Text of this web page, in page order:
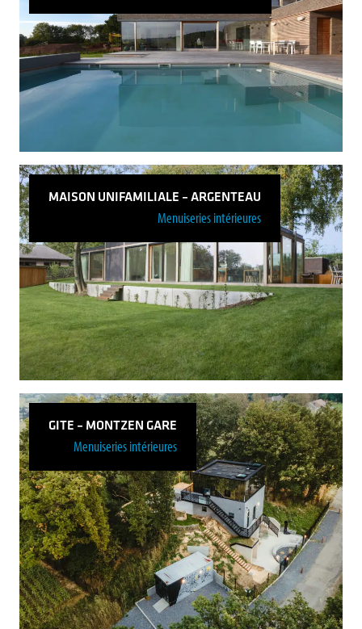
Restaurant – Val Benoit – Liège
Voir plus
Maison Unifamiliale – Sprimont
Voir plus
MAISON UNIFAMILIALE – ARGENTEAU
Menuiseries intérieures
Maison unifamiliale – Argenteau
Voir plus
GITE – MONTZEN GARE
Menuiseries intérieures